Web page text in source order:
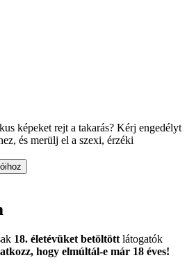
képeket rejt a takarás? Kérj engedélyt
és merülj el a szexi, érzéki
18. életévüket betöltött látogatók
hogy elmúltál-e már 18 éves!